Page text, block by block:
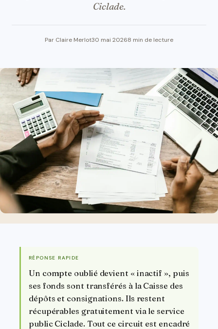
Ciclade.
Par Claire Merlot30 mai 20268 min de lecture
RÉPONSE RAPIDE
Un compte oublié devient « inactif », puis
ses fonds sont transférés à la Caisse des
dépôts et consignations. Ils restent
récupérables gratuitement via le service
public Ciclade. Tout ce circuit est encadré